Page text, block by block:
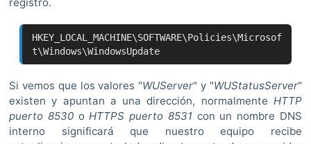
HKEY_LOCAL_MACHINE\SOFTWARE\Policies\Microsof
t\Windows\WindowsUpdate
Si vemos que los valores "WUServer" y "WUStatusServer"
existen y apuntan a una dirección, normalmente HTTP
puerto 8530o HTTPS puerto 8531 con un nombre DNS
interno significará que nuestro equipo recibe